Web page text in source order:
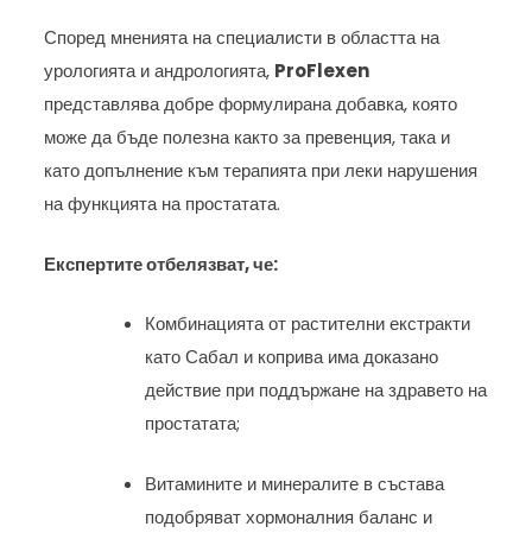
Според мненията на специалисти в областта на
урологията и андрологията, ProFlexen
представлява добре формулирана добавка, която
може да бъде полезна както за превенция, така и
като допълнение към терапията при леки нарушения
на функцията на простатата.
Експертите отбелязват, че:
Комбинацията от растителни екстракти
като Сабал и коприва има доказано
действие при поддържане на здравето на
простатата;
Витамините и минералите в състава
подобряват хормоналния баланс и